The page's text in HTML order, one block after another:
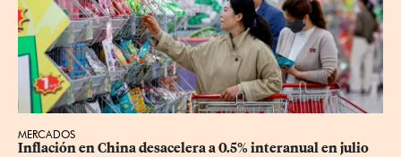
MERCADOS
Inflación en China desacelera a 0.5% interanual en julio